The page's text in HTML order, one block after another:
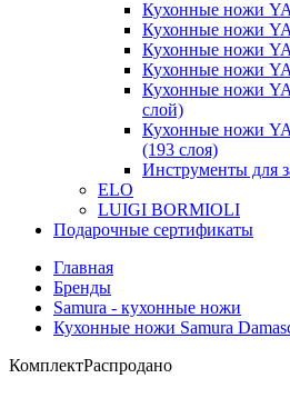
Кухонные ножи
Кухонные ножи
Кухонные ножи
Кухонные ножи
Кухонные ножи
слой)
Кухонные ножи
(193 слоя)
Инструменты для
ELO
LUIGI BORMIOLI
Подарочные сертификаты
Главная
Бренды
Samura - кухонные ножи
Кухонные ножи Samura
КомплектРаспродано